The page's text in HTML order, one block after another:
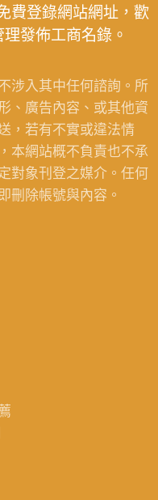
費登錄網站網址，歡
發佈工商名錄。
涉入其中任何諮詢。所
、廣告內容、或其他資
，若有不實或違法情
本網站概不負責也不承
對象刊登之媒介。任何
刪除帳號與內容。